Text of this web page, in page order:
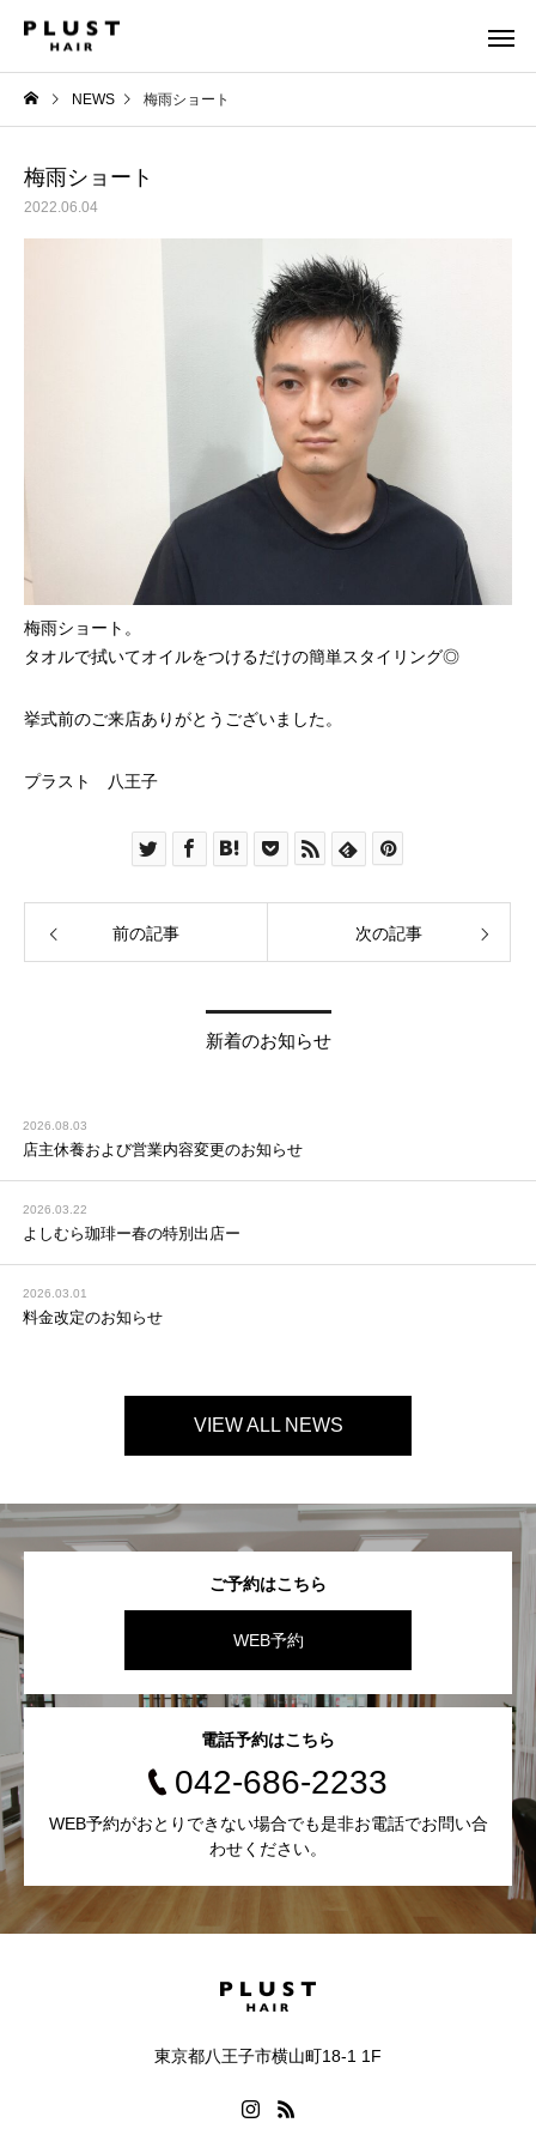
NEWS 梅雨ショート
梅雨ショート
2022.06.04
梅雨ショート。
タオルで拭いてオイルをつけるだけの簡単スタイリング◎
挙式前のご来店ありがとうございました。
プラスト 八王子
前の記事 次の記事
新着のお知らせ
2026.08.03
店主休養および営業内容変更のお知らせ
2026.03.22
よしむら珈琲ー春の特別出店ー
2026.03.01
料金改定のお知らせ
VIEW ALL NEWS
ご予約はこちら
WEB予約
電話予約はこちら
042-686-2233
WEB予約がおとりできない場合でも是非お電話でお問い合
わせください。
東京都八王子市横山町18-1 1F